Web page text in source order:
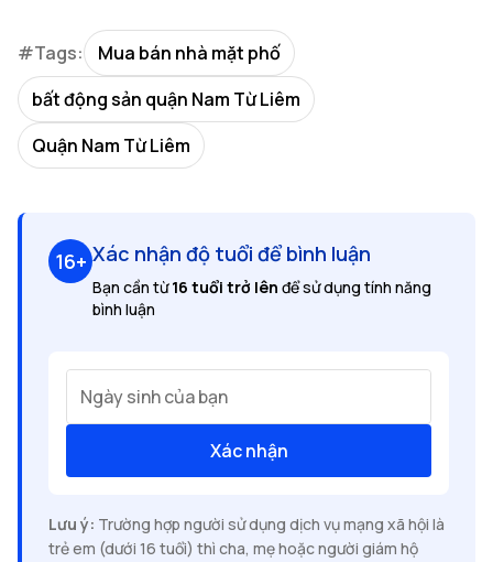
#Tags:
Mua bán nhà mặt phố
bất động sản quận Nam Từ Liêm
Quận Nam Từ Liêm
16+ Xác nhận độ tuổi để bình luận
Bạn cần từ16 tuổi trở lên để sử dụng tính năng
bình luận
Ngày sinh của bạn
Xác nhận
Lưu ý: Trường hợp người sử dụng dịch vụ mạng xã hội là
trẻ em (dưới 16 tuổi) thì cha, mẹ hoặc người giám hộ